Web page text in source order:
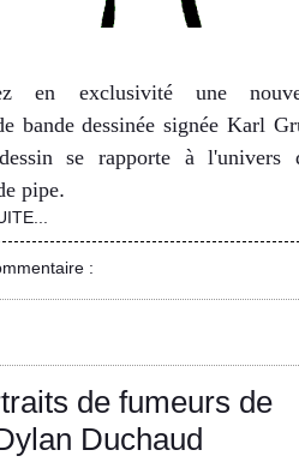
en exclusivité une
bande dessinée signée Karl
se rapporte à l'univers
pipe.
:
de fumeurs de
Duchaud